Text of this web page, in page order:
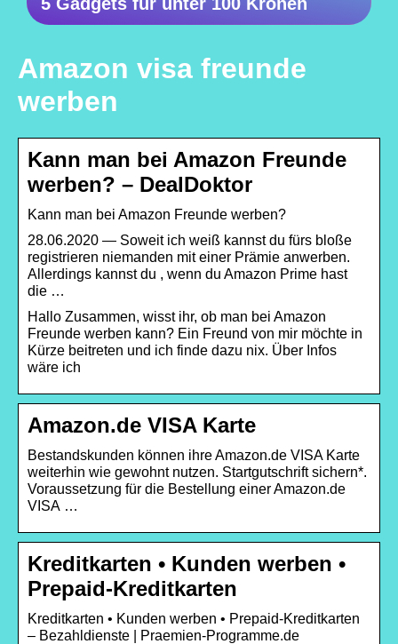
Amazon visa freunde
werben
Kann man bei Amazon Freunde
werben? – DealDoktor
Kann man bei Amazon Freunde werben?
28.06.2020 — Soweit ich weiß kannst du fürs bloße
registrieren niemanden mit einer Prämie anwerben.
Allerdings kannst du , wenn du Amazon Prime hast
die …
Hallo Zusammen, wisst ihr, ob man bei Amazon
Freunde werben kann? Ein Freund von mir möchte in
Kürze beitreten und ich finde dazu nix. Über Infos
wäre ich
Amazon.de VISA Karte
Bestandskunden können ihre Amazon.de VISA Karte
weiterhin wie gewohnt nutzen. Startgutschrift sichern*.
Voraussetzung für die Bestellung einer Amazon.de
VISA …
Kreditkarten • Kunden werben •
Prepaid-Kreditkarten
Kreditkarten • Kunden werben • Prepaid-Kreditkarten
– Bezahldienste | Praemien-Programme.de